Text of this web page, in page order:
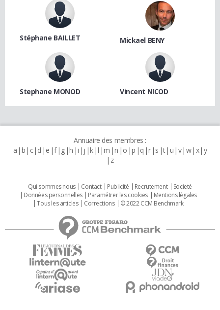
Stéphane BAILLET Mickael BENY
Stephane MONOD Vincent NICOD
Annuaire des membres :
a b c d e f g h i j k l m n o p q r s t u v w x y
z
Qui sommes nous Contact Publicité Recrutement
Societé
Données personnelles
Paramétrer les cookies
Mentions légales
Tous les articles
Corrections © 2022 CCM Benchmark